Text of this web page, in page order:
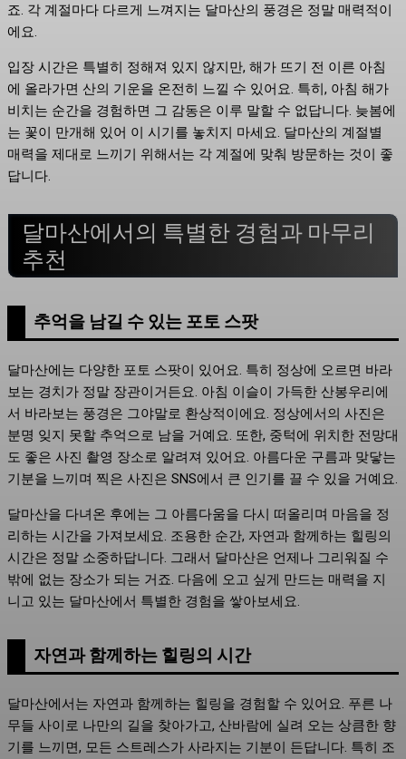
죠. 각 계절마다 다르게 느껴지는 달마산의 풍경은 정말 매력적이
에요.
입장 시간은 특별히 정해져 있지 않지만, 해가 뜨기 전 이른 아침
에 올라가면 산의 기운을 온전히 느낄 수 있어요. 특히, 아침 해가
비치는 순간을 경험하면 그 감동은 이루 말할 수 없답니다. 늦봄에
는 꽃이 만개해 있어 이 시기를 놓치지 마세요. 달마산의 계절별
매력을 제대로 느끼기 위해서는 각 계절에 맞춰 방문하는 것이 좋
답니다.
달마산에서의 특별한 경험과 마무리
추천
추억을 남길 수 있는 포토 스팟
달마산에는 다양한 포토 스팟이 있어요. 특히 정상에 오르면 바라
보는 경치가 정말 장관이거든요. 아침 이슬이 가득한 산봉우리에
서 바라보는 풍경은 그야말로 환상적이에요. 정상에서의 사진은
분명 잊지 못할 추억으로 남을 거예요. 또한, 중턱에 위치한 전망대
도 좋은 사진 촬영 장소로 알려져 있어요. 아름다운 구름과 맞닿는
기분을 느끼며 찍은 사진은 SNS에서 큰 인기를 끌 수 있을 거예요.
달마산을 다녀온 후에는 그 아름다움을 다시 떠올리며 마음을 정
리하는 시간을 가져보세요. 조용한 순간, 자연과 함께하는 힐링의
시간은 정말 소중하답니다. 그래서 달마산은 언제나 그리워질 수
밖에 없는 장소가 되는 거죠. 다음에 오고 싶게 만드는 매력을 지
니고 있는 달마산에서 특별한 경험을 쌓아보세요.
자연과 함께하는 힐링의 시간
달마산에서는 자연과 함께하는 힐링을 경험할 수 있어요. 푸른 나
무들 사이로 나만의 길을 찾아가고, 산바람에 실려 오는 상큼한 향
기를 느끼면, 모든 스트레스가 사라지는 기분이 든답니다. 특히 조